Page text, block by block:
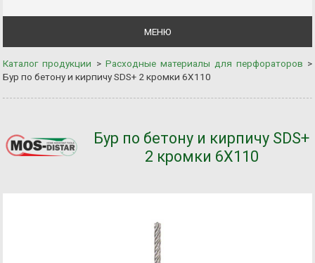
МЕНЮ
Каталог продукции > Расходные материалы для перфораторов >
Бур по бетону и кирпичу SDS+ 2 кромки 6Х110
Бур по бетону и кирпичу SDS+
2 кромки 6Х110